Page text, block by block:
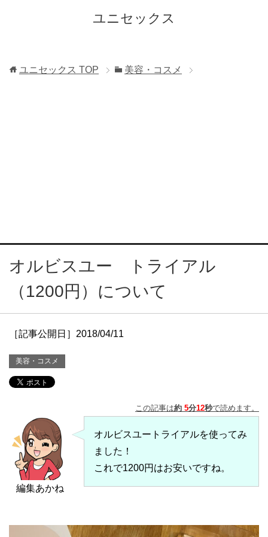
ユニセックス
ユニセックス TOP 美容・コスメ
オルビスユー トライアル
（1200円）について
［記事公開日］2018/04/11
美容・コスメ
この記事は約 5分12秒で読めます。
編集あかね
オルビスユートライアルを使ってみ
ました！
これで1200円はお安いですね。